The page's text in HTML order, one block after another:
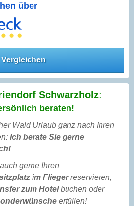
über
Vergleichen
Schwarzholz:
beraten!
Wald Urlaub ganz nach Ihren
Ich berate Sie gerne
gerne Ihren
im Fliegerreservieren,
zum Hotelbuchen oder
erfüllen!